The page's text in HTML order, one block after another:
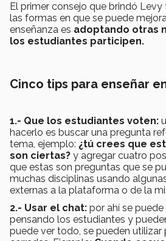
El primer consejo que brindó
las formas en que se puede
enseñanza es adoptando otras
los estudiantes participen.
Cinco tips para enseñar
1.- Que los estudiantes voten:
hacerlo es buscar una pregunta
tema, ejemplo: ¿tú crees que
son ciertas? y agregar cuatro
que estas son preguntas que se
muchas disciplinas usando
externas a la plataforma o de la
2.- Usar el chat: por ahí se
pensando los estudiantes y
puede ver todo, se pueden utilizar